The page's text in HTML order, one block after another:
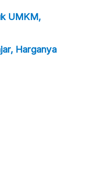
UMKM,
Harganya